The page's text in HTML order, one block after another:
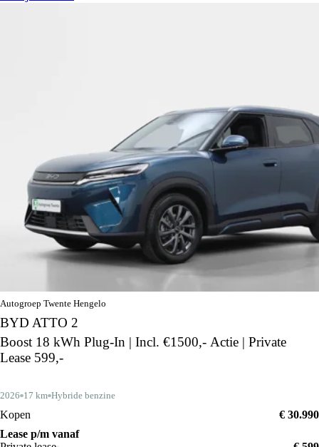
Autogroep Twente Hengelo
BYD ATTO 2
Boost 18 kWh Plug-In | Incl. €1500,- Actie | Private
Lease 599,-
2026 17 km Hybride benzine
Kopen
€ 30.990
Lease p/m vanaf